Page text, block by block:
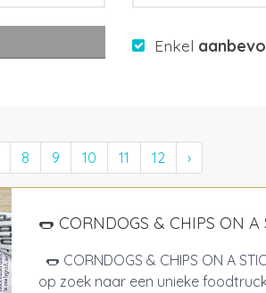
Enkel
8 9 10 11 12 ›
🌭 CORNDOGS & CHIPS ON A
🌭 CORNDOGS & CHIPS ON A
op zoek naar een unieke